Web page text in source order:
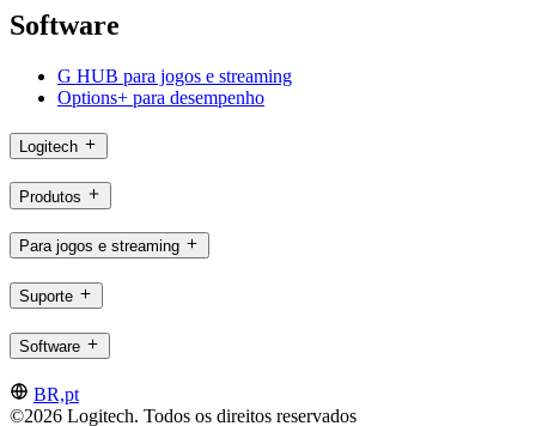
Software
G HUB para jogos e streaming
Options+ para desempenho
Logitech
Produtos
Para jogos e streaming
Suporte
Software
BR,pt
©2026 Logitech. Todos os direitos reservados